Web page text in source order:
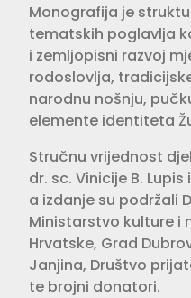
Monografija je
tematskih poglavlja
i zemljopisni razvoj
rodoslovlja,
narodnu nošnju,
elemente identiteta
Stručnu vrijednost
dr. sc. Vinicije B.
a izdanje su podržali
Ministarstvo kulture i
Hrvatske, Grad
Janjina, Društvo
te brojni donatori.